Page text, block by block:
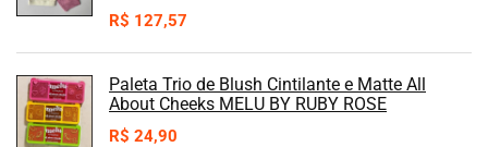
R$ 127,57
Paleta Trio de Blush Cintilante e Matte All
About Cheeks MELU BY RUBY ROSE
R$ 24,90